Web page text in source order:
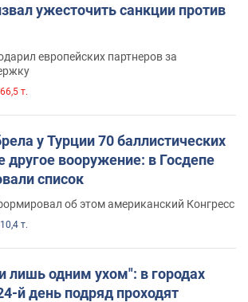
ужесточить санкции против
европейских партнеров за
66,5 т.
у Турции 70 баллистических
другое вооружение: в Госдепе
список
об этом американский Конгресс
10,4 т.
лишь одним ухом": в городах
й день подряд проходят